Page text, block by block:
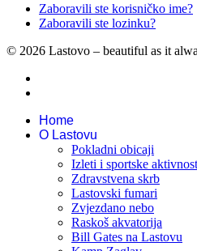
Zaboravili ste korisničko ime?
Zaboravili ste lozinku?
© 2026 Lastovo – beautiful as it
Home
O Lastovu
Pokladni obicaji
Izleti i sportske
Zdravstvena skrb
Lastovski fumari
Zvjezdano nebo
Raskoš akvatorija
Bill Gates na Lastovu